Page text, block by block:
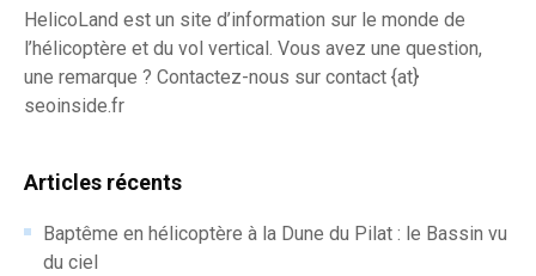
HelicoLand est un site d’information sur le monde de
l’hélicoptère et du vol vertical. Vous avez une question,
une remarque ? Contactez-nous sur contact {at}
seoinside.fr
Articles récents
Baptême en hélicoptère à la Dune du Pilat : le Bassin vu
du ciel